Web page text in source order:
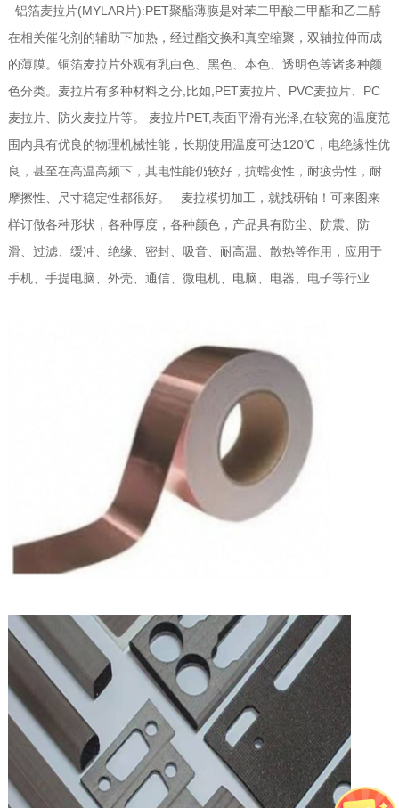
铝箔麦拉片(MYLAR片):PET聚酯薄膜是对苯二甲酸二甲酯和乙二醇
在相关催化剂的辅助下加热，经过酯交换和真空缩聚，双轴拉伸而成
的薄膜。铜箔麦拉片外观有乳白色、黑色、本色、透明色等诸多种颜
色分类。麦拉片有多种材料之分,比如,PET麦拉片、PVC麦拉片、PC
麦拉片、防火麦拉片等。 麦拉片PET,表面平滑有光泽,在较宽的温度范
围内具有优良的物理机械性能，长期使用温度可达120℃，电绝缘性优
良，甚至在高温高频下，其电性能仍较好，抗蠕变性，耐疲劳性，耐
摩擦性、尺寸稳定性都很好。 麦拉模切加工，就找研铂！可来图来
样订做各种形状，各种厚度，各种颜色，产品具有防尘、防震、防
滑、过滤、缓冲、绝缘、密封、吸音、耐高温、散热等作用，应用于
手机、手提电脑、外壳、通信、微电机、电脑、电器、电子等行业